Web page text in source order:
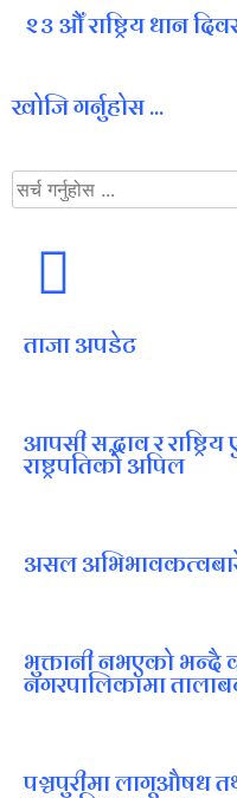
२३ औँ राष्ट्रिय धान
खोजि गर्नुहोस ...
ताजा अपडेट
आपसी सद्भाव र
राष्ट्रपतिको अपिल
असल अभिभावकत्वबारे
भुक्तानी नभएको भन्दै
नगरपालिकामा
पञ्चपुरीमा लागूऔषध